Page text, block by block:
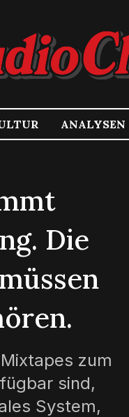
ANALYSEN
Die
zum
sind,
System,